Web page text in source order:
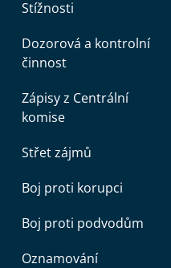
Stížnosti
Dozorová a kontrolní
činnost
Zápisy z Centrální
komise
Střet zájmů
Boj proti korupci
Boj proti podvodům
Oznamování